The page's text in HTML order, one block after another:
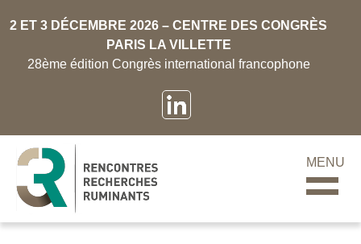
2 ET 3 DÉCEMBRE 2026 – CENTRE DES CONGRÈS
PARIS LA VILLETTE
28ème édition Congrès international francophone
MENU